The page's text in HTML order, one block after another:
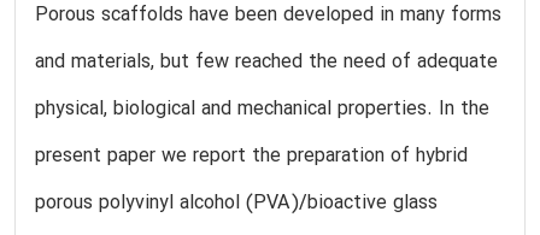
Porous scaffolds have been developed in many forms
and materials, but few reached the need of adequate
physical, biological and mechanical properties. In the
present paper we report the preparation of hybrid
porous polyvinyl alcohol (PVA)/bioactive glass